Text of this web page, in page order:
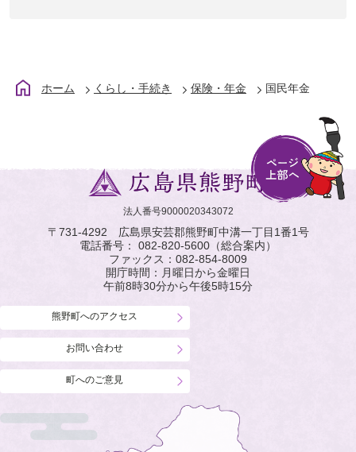
ホーム くらし・手続き 保険・年金 国民年金
法人番号9000020343072
〒731-4292 広島県安芸郡熊野町中溝一丁目1番1号
電話番号： 082-820-5600 （総合案内）
ファックス： 082-854-8009
開庁時間：月曜日から金曜日
午前8時30分から午後5時15分
熊野町へのアクセス
お問い合わせ
町へのご意見